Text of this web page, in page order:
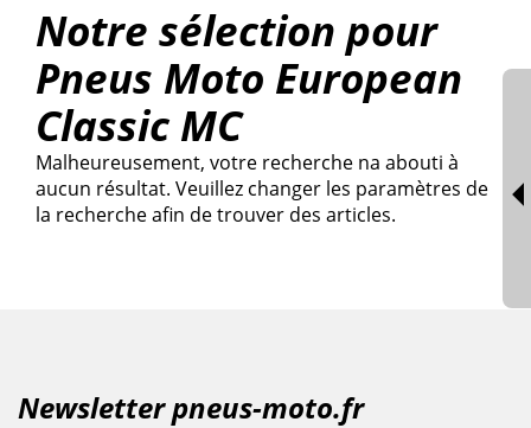
Notre sélection pour
Pneus Moto European
Classic MC
Malheureusement, votre recherche na abouti à
aucun résultat. Veuillez changer les paramètres de
la recherche afin de trouver des articles.
Newsletter pneus-moto.fr